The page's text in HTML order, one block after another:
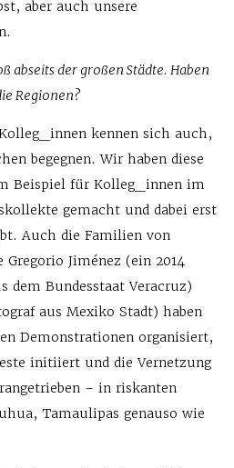
aber auch unsere
abseits der großen Städte. Haben
Regionen?
kennen sich auch,
begegnen. Wir haben diese
Beispiel für Kolleg_innen im
gemacht und dabei erst
Auch die Familien von
Jiménez (ein 2014
dem Bundesstaat Veracruz)
aus Mexiko Stadt) haben
Demonstrationen organisiert,
initiiert und die Vernetzung
– in riskanten
Tamaulipas genauso wie